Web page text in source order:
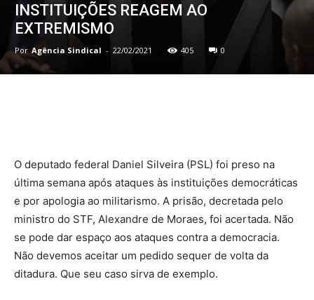
INSTITUIÇÕES REAGEM AO
EXTREMISMO
Por Agência Sindical - 22/02/2021 405 0
O deputado federal Daniel Silveira (PSL) foi preso na
última semana após ataques às instituições democráticas
e por apologia ao militarismo. A prisão, decretada pelo
ministro do STF, Alexandre de Moraes, foi acertada. Não
se pode dar espaço aos ataques contra a democracia.
Não devemos aceitar um pedido sequer de volta da
ditadura. Que seu caso sirva de exemplo.